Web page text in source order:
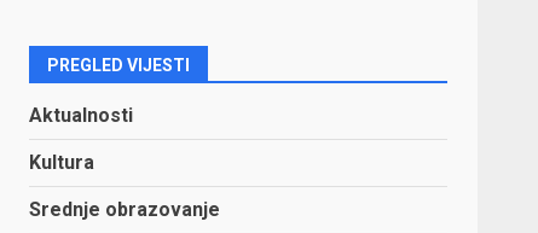
PREGLED VIJESTI
Aktualnosti
Kultura
Srednje obrazovanje